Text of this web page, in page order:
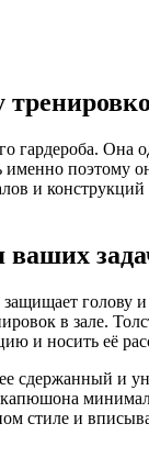
Она
и
ваших
голову и
в зале.
и носить её
и
стиле и